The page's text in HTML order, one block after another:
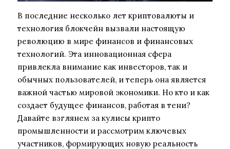
В последние несколько лет криптовалюты и
технология блокчейн вызвали настоящую
революцию в мире финансов и финансовых
технологий. Эта инновационная сфера
привлекла внимание как инвесторов, так и
обычных пользователей, и теперь она является
важной частью мировой экономики. Но кто и как
создает будущее финансов, работая в тени?
Давайте взглянем за кулисы крипто
промышленности и рассмотрим ключевых
участников, формирующих новую реальность